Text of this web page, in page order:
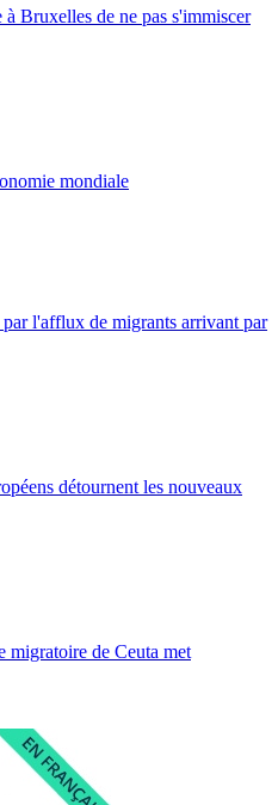
Bruxelles de ne pas s'immiscer
mondiale
par l'afflux de migrants arrivant par
détournent les nouveaux
migratoire de Ceuta met